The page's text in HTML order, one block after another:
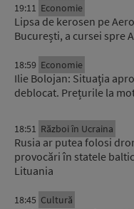
19:11 Economie
Lipsa de kerosen pe
București, a cursei spre
18:59 Economie
Ilie Bolojan: Situaţia
deblocat. Prețurile la
18:51 Război în Ucraina
Rusia ar putea folosi
provocări în statele
Lituania
18:45 Cultură